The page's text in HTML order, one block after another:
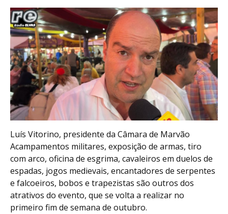
Luís Vitorino, presidente da Câmara de Marvão
Acampamentos militares, exposição de armas, tiro
com arco, oficina de esgrima, cavaleiros em duelos de
espadas, jogos medievais, encantadores de serpentes
e falcoeiros, bobos e trapezistas são outros dos
atrativos do evento, que se volta a realizar no
primeiro fim de semana de outubro.